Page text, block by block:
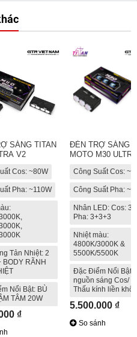
SÁNG TITAN
V2
Cos: ~80W
Pha: ~110W
Tản Nhiệt: 2
BODY RÃNH
Nổi Bật: BÙ
TÂM 20W
₫
ĐÈN TRỢ SÁNG
MOTO M30
Công Suất Cos:
Công Suất Pha:
Nhân LED: Cos:
Pha: 3+3+3
Nhiệt màu:
4800K/3000K &
5500K/5500K
Đặc Điểm Nổi Bật:
nguồn sáng Cos/
Thấu kính liền khối
5.500.000 ₫
So sánh